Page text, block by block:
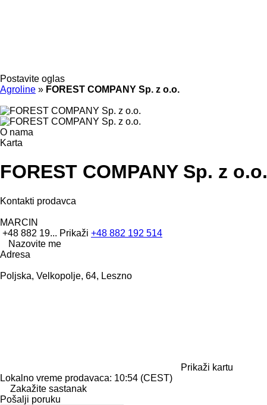
Postavite oglas
Agroline » FOREST COMPANY Sp. z o.o.
O nama
Karta
FOREST COMPANY Sp. z o.o.
Kontakti prodavca
MARCIN
+48 882 19... Prikaži +48 882 192 514
Nazovite me
Adresa
Poljska, Velkopolje, 64, Leszno
Prikaži kartu
Lokalno vreme prodavaca: 10:54 (CEST)
Zakažite sastanak
Pošalji poruku